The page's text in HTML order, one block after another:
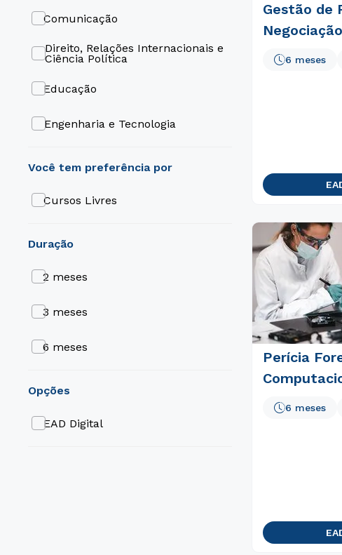
Comunicação
Direito, Relações Internacionais e
Ciência Política
Educação
Engenharia e Tecnologia
duração
2 meses
3 meses
6 meses
opções
EAD Digital
Cursos Livres
Gestão de
Negociação
6 meses
Perícia
6 meses